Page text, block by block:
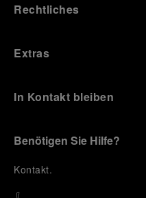
Rechtliches
Extras
In Kontakt bleiben
Benötigen Sie Hilfe?
Kontakt.